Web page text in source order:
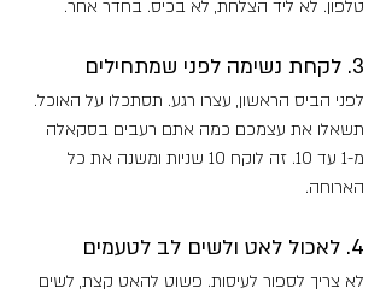
טלפון. לא ליד הצלחת, לא בכיס. בחדר אחר.
3. לקחת נשימה לפני שמתחילים
לפני הביס הראשון, עצרו רגע. תסתכלו על האוכל.
תשאלו את עצמכם כמה אתם רעבים בסקאלה
מ-1 עד 10. זה לוקח 10 שניות ומשנה את כל
הארוחה.
4. לאכול לאט ולשים לב לטעמים
לא צריך לספור לעיסות. פשוט להאט קצת, לשים